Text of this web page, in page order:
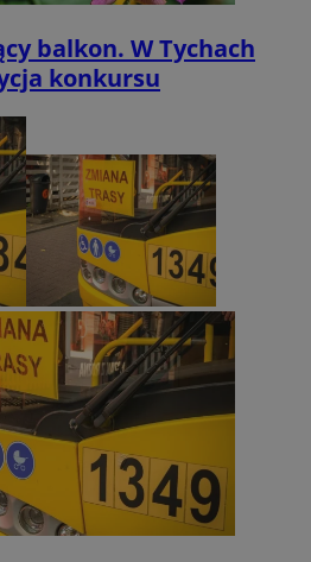
balkon. W Tychach
konkursu